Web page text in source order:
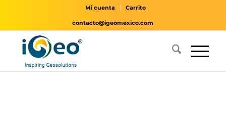
Mi cuenta Carrito
contacto@igeomexico.com